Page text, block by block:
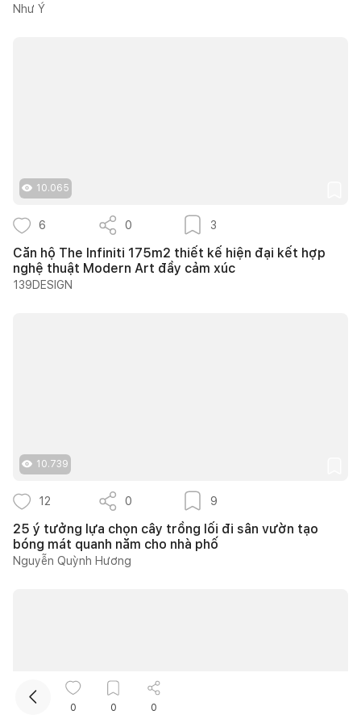
Như Ý
10.065
6 0 3
Căn hộ The Infiniti 175m2 thiết kế hiện đại kết hợp
nghệ thuật Modern Art đầy cảm xúc
139DESIGN
10.739
12 0 9
25 ý tưởng lựa chọn cây trồng lối đi sân vườn tạo
bóng mát quanh năm cho nhà phố
Nguyễn Quỳnh Hương
0 0 0
Kết nối thiết kế, thi công